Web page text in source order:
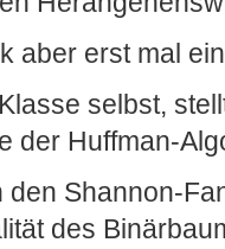
aber erst mal
selbst,
der Huffman-
den Shannon-
des